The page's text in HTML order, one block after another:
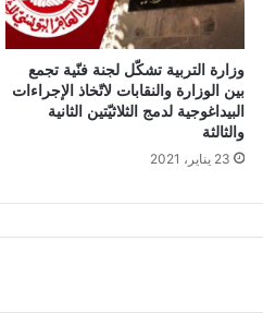
وزارة التربية تشكّل لجنة فنّية تجمع
بين الوزارة والنقابات لاتّخاذ الإجراءات
البيداغوجية لدمج الثلاثيّتين الثانية
والثالثة
23 يناير، 2021